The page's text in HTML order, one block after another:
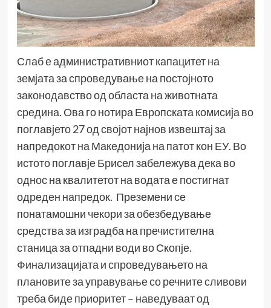
Слаб е административниот капацитет на
земјата за спроведување на постојното
законодавство од областа на животната
средина. Ова го нотира Европската комисија во
поглавјето 27 од својот најнов извештај за
напредокот на Македонија на патот кон ЕУ. Во
истото поглавје Брисел забележува дека во
однос на квалитетот на водата е постигнат
одреден напредок. Преземени се
понатамошни чекори за обезбедување
средства за изградба на пречистителна
станица за отпадни води во Скопје.
Финализацијата и спроведувањето на
плановите за управување со речните сливови
треба биде приоритет – наведуваат од